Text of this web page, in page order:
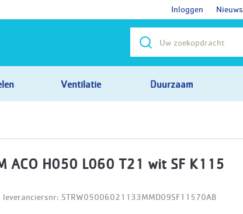
Inloggen Nieuws
Ventilatie Duurzaam
ACO H050 L060 T21 wit SF K115
leveranciersnr: STRW05006021133MMD09SF11570AB